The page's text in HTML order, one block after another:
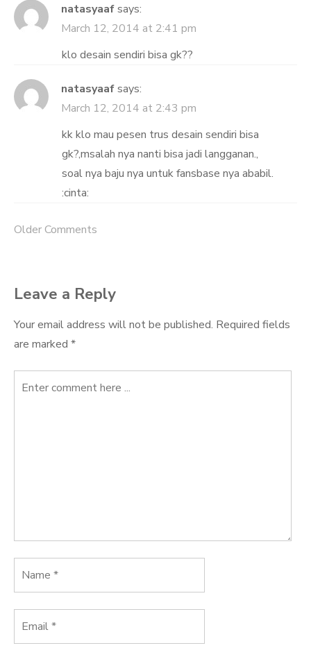
natasyaafsays:
March 12, 2014 at 2:41 pm
klo desain sendiri bisa gk??
natasyaafsays:
March 12, 2014 at 2:43 pm
kk klo mau pesen trus desain sendiri bisa
gk?,msalah nya nanti bisa jadi langganan.,
soal nya baju nya untuk fansbase nya ababil.
:cinta:
Comment
Older Comments
Leave a Reply
Your email address will not be published. Required fields
are marked *